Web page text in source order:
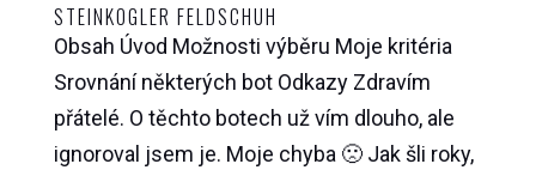
STEINKOGLER FELDSCHUH
Obsah Úvod Možnosti výběru Moje kritéria
Srovnání některých bot Odkazy Zdravím
přátelé. O těchto botech už vím dlouho, ale
ignoroval jsem je. Moje chyba 🙁 Jak šli roky,